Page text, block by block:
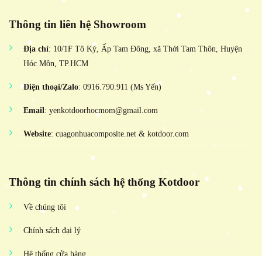
Thông tin liên hệ Showroom
Địa chỉ: 10/1F Tô Ký, Ấp Tam Đông, xã Thới Tam Thôn, Huyện
Hóc Môn, TP.HCM
Điện thoại/Zalo: 0916.790.911 (Ms Yến)
Email: yenkotdoorhocmom@gmail.com
Website: cuagonhuacomposite.net & kotdoor.com
Thông tin chính sách hệ thống Kotdoor
Về chúng tôi
Chính sách đại lý
Hệ thống cửa hàng